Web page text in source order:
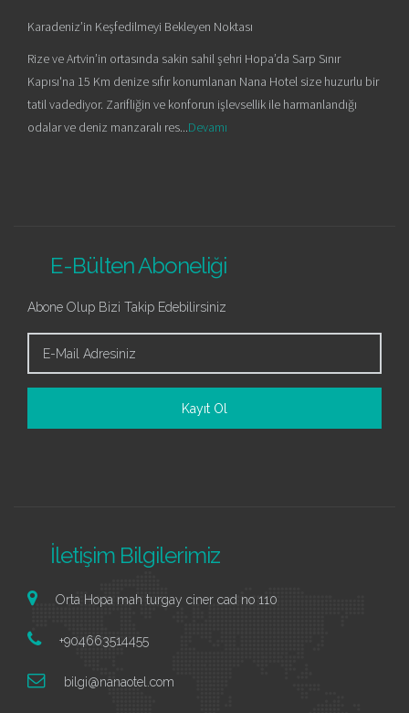
Karadeniz’in Keşfedilmeyi Bekleyen Noktası
Rize ve Artvin’in ortasında sakin sahil şehri Hopa’da Sarp Sınır
Kapısı'na 15 Km denize sıfır konumlanan Nana Hotel size huzurlu bir
tatil vadediyor. Zarifliğin ve konforun işlevsellik ile harmanlandığı
odalar ve deniz manzaralı res...Devamı
E-Bülten Aboneliği
Abone Olup Bizi Takip Edebilirsiniz
İletişim Bilgilerimiz
Orta Hopa mah turgay ciner cad no 110
+904663514455
bilgi@nanaotel.com